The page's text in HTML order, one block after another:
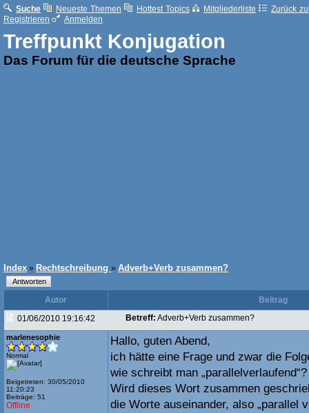
Suche Neueste Themen Hottest Topics Mitgliederliste
Zurück
Registrieren
Anmelden
Treffpunkt Konjugation
Das Forum für die deutsche Sprache
Index » Rechtschreibung » Adverb+Verb zusammen?
Autor
Beitrag
01/06/2010 19:16:42
Betreff: Adverb+Verb zusammen?
marlenesophie
Normal
Beigetreten: 30/05/2010
11:20:23
Beiträge: 51
Offline
Hallo, guten Abend,
ich hätte eine Frage und zwar die
wie schreibt man „parallelverlaufend“?
Wird dieses Wort zusammen
die Worte auseinander, also „parallel